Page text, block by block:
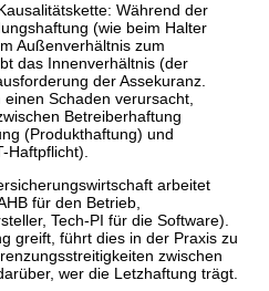
Während der
(wie beim Halter
Außenverhältnis zum
das Innenverhältnis (der
der Assekuranz.
Schaden verursacht,
Betreiberhaftung
(Produkthaftung) und
Haftpflicht).
arbeitet
für den Betrieb,
Tech-PI für die Software).
greift, führt dies in der Praxis zu
zwischen
wer die Letzhaftung trägt.